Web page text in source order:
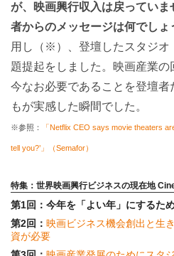
が、映画興行収入は戻ってい
者からのメッセージは何でしょ
用し（※）、登壇したスタジオ
題提起をしました。映画産業の
今なお必要であることを登壇
もが実感した瞬間でした。
※参照： 「Netflix CEO says movie theaters
tell you?’」（Semafor）
特集：世界映画興行ビジネスの現在地
第1回：今年を「よい年」にするた
第2回： 映画ビジネス機会創出と生
資が必要